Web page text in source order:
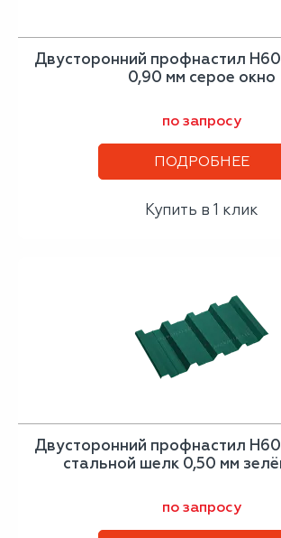
Двусторонний профнастил
0,90 мм серое окно
по запросу
ПОДРОБНЕЕ
Купить в 1 клик
Двусторонний профнастил
стальной шелк 0,50 мм
по запросу